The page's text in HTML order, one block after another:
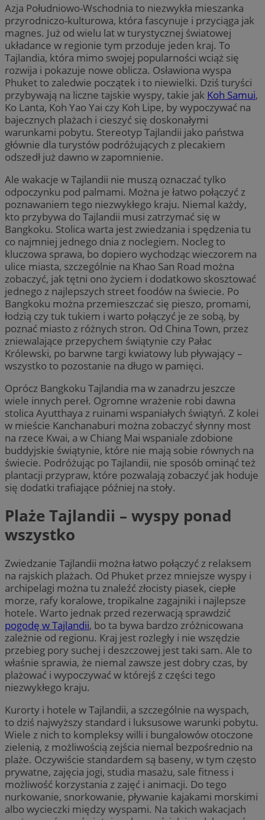
Azja Południowo-Wschodnia to niezwykła mieszanka
przyrodniczo-kulturowa, która fascynuje i przyciąga jak
magnes. Już od wielu lat w turystycznej światowej
układance w regionie tym przoduje jeden kraj. To
Tajlandia, która mimo swojej popularności wciąż się
rozwija i pokazuje nowe oblicza. Osławiona wyspa
Phuket to zaledwie początek i to niewielki. Dziś turyści
przybywają na liczne tajskie wyspy, takie jak Koh Samui,
Ko Lanta, Koh Yao Yai czy Koh Lipe, by wypoczywać na
bajecznych plażach i cieszyć się doskonałymi
warunkami pobytu. Stereotyp Tajlandii jako państwa
głównie dla turystów podróżujących z plecakiem
odszedł już dawno w zapomnienie.
Ale wakacje w Tajlandii nie muszą oznaczać tylko
odpoczynku pod palmami. Można je łatwo połączyć z
poznawaniem tego niezwykłego kraju. Niemal każdy,
kto przybywa do Tajlandii musi zatrzymać się w
Bangkoku. Stolica warta jest zwiedzania i spędzenia tu
co najmniej jednego dnia z noclegiem. Nocleg to
kluczowa sprawa, bo dopiero wychodząc wieczorem na
ulice miasta, szczególnie na Khao San Road można
zobaczyć, jak tętni ono życiem i dodatkowo skosztować
jednego z najlepszych street foodów na świecie. Po
Bangkoku można przemieszczać się pieszo, promami,
łodzią czy tuk tukiem i warto połączyć je ze sobą, by
poznać miasto z różnych stron. Od China Town, przez
zniewalające przepychem świątynie czy Pałac
Królewski, po barwne targi kwiatowy lub pływający –
wszystko to pozostanie na długo w pamięci.
Oprócz Bangkoku Tajlandia ma w zanadrzu jeszcze
wiele innych pereł. Ogromne wrażenie robi dawna
stolica Ayutthaya z ruinami wspaniałych świątyń. Z kolei
w mieście Kanchanaburi można zobaczyć słynny most
na rzece Kwai, a w Chiang Mai wspaniale zdobione
buddyjskie świątynie, które nie mają sobie równych na
świecie. Podróżując po Tajlandii, nie sposób ominąć też
plantacji przypraw, które pozwalają zobaczyć jak hoduje
się dodatki trafiające później na stoły.
Plaże Tajlandii – wyspy ponad
wszystko
Zwiedzanie Tajlandii można łatwo połączyć z relaksem
na rajskich plażach. Od Phuket przez mniejsze wyspy i
archipelagi można tu znaleźć złocisty piasek, ciepłe
morze, rafy koralowe, tropikalne zagajniki i najlepsze
hotele. Warto jednak przed rezerwacją sprawdzić
pogodę w Tajlandii, bo ta bywa bardzo zróżnicowana
zależnie od regionu. Kraj jest rozległy i nie wszędzie
przebieg pory suchej i deszczowej jest taki sam. Ale to
właśnie sprawia, że niemal zawsze jest dobry czas, by
plażować i wypoczywać w którejś z części tego
niezwykłego kraju.
Kurorty i hotele w Tajlandii, a szczególnie na wyspach,
to dziś najwyższy standard i luksusowe warunki pobytu.
Wiele z nich to kompleksy willi i bungalowów otoczone
zielenią, z możliwością zejścia niemal bezpośrednio na
plaże. Oczywiście standardem są baseny, w tym często
prywatne, zajęcia jogi, studia masażu, sale fitness i
możliwość korzystania z zajęć i animacji. Do tego
nurkowanie, snorkowanie, pływanie kajakami morskimi
albo wycieczki między wyspami. Na takich wakacjach